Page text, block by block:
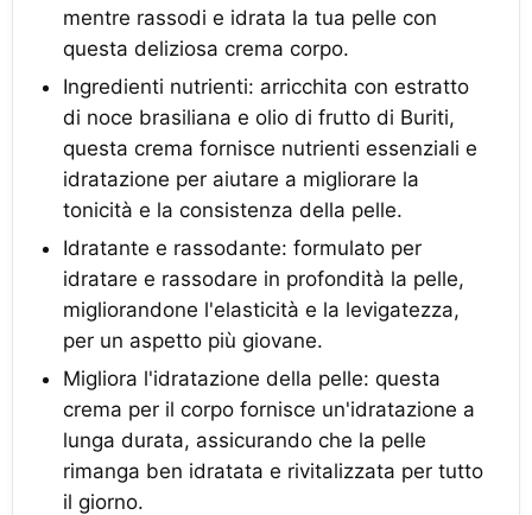
mentre rassodi e idrata la tua pelle con
questa deliziosa crema corpo.
Ingredienti nutrienti: arricchita con estratto
di noce brasiliana e olio di frutto di Buriti,
questa crema fornisce nutrienti essenziali e
idratazione per aiutare a migliorare la
tonicità e la consistenza della pelle.
Idratante e rassodante: formulato per
idratare e rassodare in profondità la pelle,
migliorandone l'elasticità e la levigatezza,
per un aspetto più giovane.
Migliora l'idratazione della pelle: questa
crema per il corpo fornisce un'idratazione a
lunga durata, assicurando che la pelle
rimanga ben idratata e rivitalizzata per tutto
il giorno.